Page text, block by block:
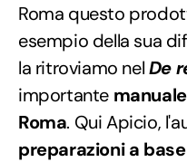
Roma questo
esempio della sua
la ritroviamo nelDe
importante
Roma. Qui Apicio,
preparazioni a